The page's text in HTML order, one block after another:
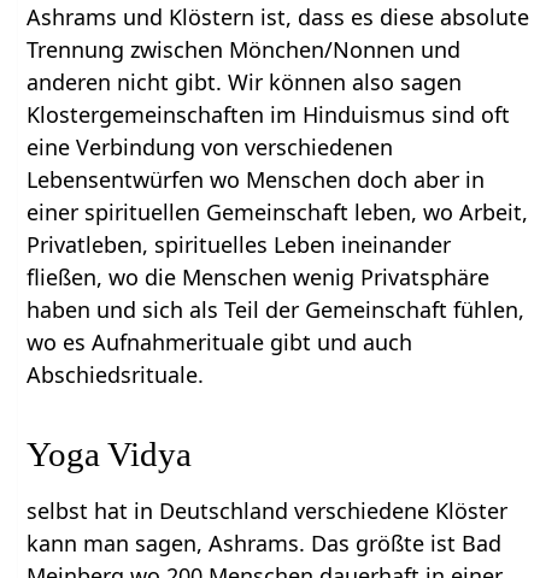
Ashrams und Klöstern ist, dass es diese absolute
Trennung zwischen Mönchen/Nonnen und
anderen nicht gibt. Wir können also sagen
Klostergemeinschaften im Hinduismus sind oft
eine Verbindung von verschiedenen
Lebensentwürfen wo Menschen doch aber in
einer spirituellen Gemeinschaft leben, wo Arbeit,
Privatleben, spirituelles Leben ineinander
fließen, wo die Menschen wenig Privatsphäre
haben und sich als Teil der Gemeinschaft fühlen,
wo es Aufnahmerituale gibt und auch
Abschiedsrituale.
Yoga Vidya
selbst hat in Deutschland verschiedene Klöster
kann man sagen, Ashrams. Das größte ist Bad